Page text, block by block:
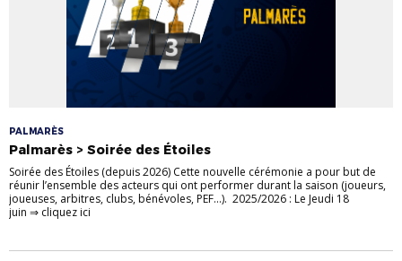
PALMARÈS
Palmarès > Soirée des Étoiles
Soirée des Étoiles (depuis 2026) Cette nouvelle cérémonie a pour but de
réunir l’ensemble des acteurs qui ont performer durant la saison (joueurs,
joueuses, arbitres, clubs, bénévoles, PEF…). 2025/2026 : Le Jeudi 18
juin ⇒ cliquez ici